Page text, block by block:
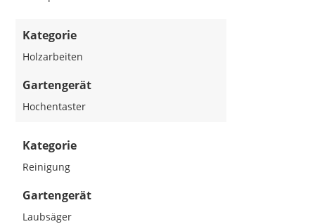
Kategorie
Holzarbeiten
Gartengerät
Hochentaster
Kategorie
Reinigung
Gartengerät
Laubsäger